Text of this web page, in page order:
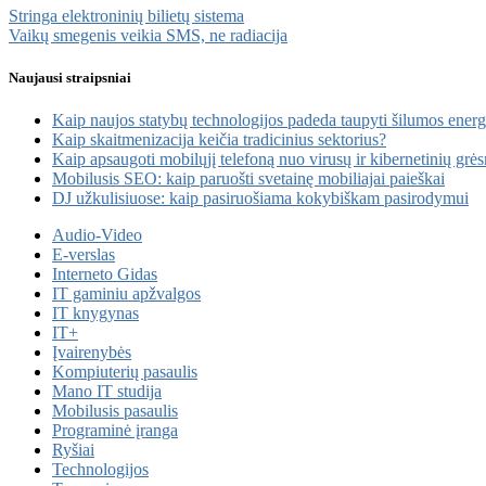
Stringa elektroninių bilietų sistema
Vaikų smegenis veikia SMS, ne radiacija
Naujausi straipsniai
Kaip naujos statybų technologijos padeda taupyti šilumos
Kaip skaitmenizacija keičia tradicinius sektorius?
Kaip apsaugoti mobilųjį telefoną nuo virusų ir kibernetinių
Mobilusis SEO: kaip paruošti svetainę mobiliajai paieškai
DJ užkulisiuose: kaip pasiruošiama kokybiškam pasirodymui
Audio-Video
E-verslas
Interneto Gidas
IT gaminiu apžvalgos
IT knygynas
IT+
Įvairenybės
Kompiuterių pasaulis
Mano IT studija
Mobilusis pasaulis
Programinė įranga
Ryšiai
Technologijos